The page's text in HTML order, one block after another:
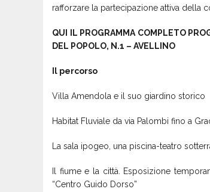
rafforzare la partecipazione attiva della
QUI IL PROGRAMMA COMPLETO
DEL POPOLO, N.1 – AVELLINO
Il percorso
Villa Amendola e il suo giardino storico
Habitat Fluviale da via Palombi fino a
La sala ipogeo, una piscina-teatro
Il fiume e la città. Esposizione
“Centro Guido Dorso”